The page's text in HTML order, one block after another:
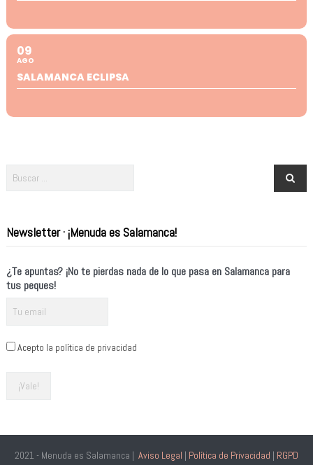
09
AGO
SALAMANCA ECLIPSA
Newsletter · ¡Menuda es Salamanca!
¿Te apuntas? ¡No te pierdas nada de lo que pasa en Salamanca para
tus peques!
Acepto la política de privacidad
2021 - Menuda es Salamanca | Aviso Legal | Política de Privacidad | RGPD